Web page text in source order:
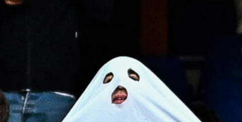
Genoa su Cheddira: duello con il
Gudmundsson può lasciare la
Fiorentina: il Genoa osserva, ritorno
possibile?